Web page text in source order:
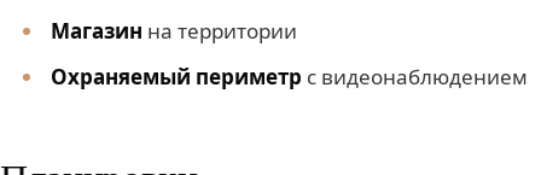
Магазин на территории
Охраняемый периметр с видеонаблюдением